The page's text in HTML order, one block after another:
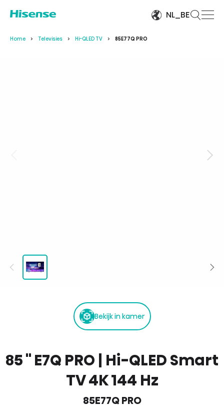
NL_BE
Home Televisies Hi-QLED TV 85E77Q PRO
Bekijk in kamer
85 '' E7Q PRO | Hi-QLED Smart
TV 4K 144 Hz
85E77Q PRO